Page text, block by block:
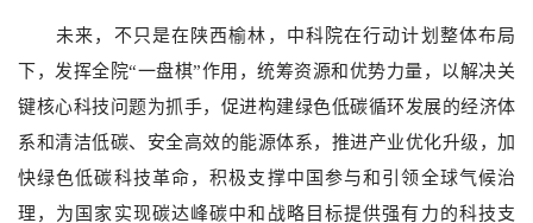
未来，不只是在陕西榆林，中科院在行动计划整体布局
下，发挥全院“一盘棋”作用，统筹资源和优势力量，以解决关
键核心科技问题为抓手，促进构建绿色低碳循环发展的经济体
系和清洁低碳、安全高效的能源体系，推进产业优化升级，加
快绿色低碳科技革命，积极支撑中国参与和引领全球气候治
理，为国家实现碳达峰碳中和战略目标提供强有力的科技支